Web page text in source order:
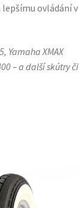
ovládání v
Yamaha XMAX
– a další skútry či